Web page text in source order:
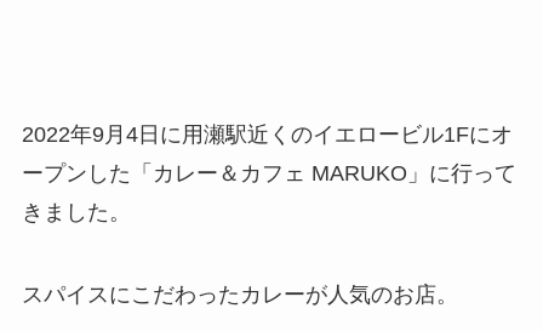
2022年9月4日に用瀬駅近くのイエロービル1Fにオ
ープンした「カレー＆カフェ MARUKO」に行って
きました。
スパイスにこだわったカレーが人気のお店。